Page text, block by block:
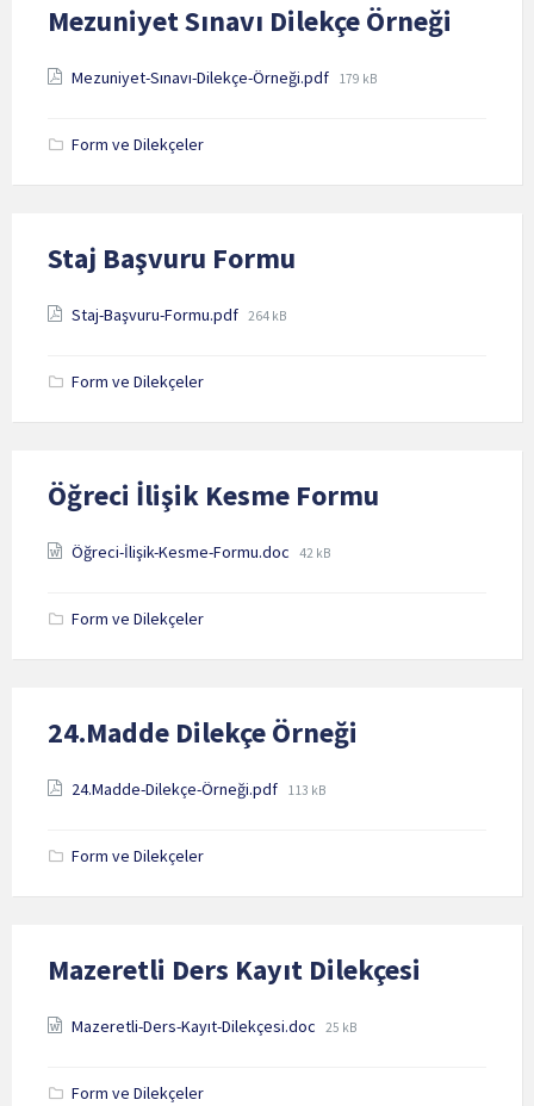
Mezuniyet Sınavı Dilekçe Örneği
Attachments
Mezuniyet-Sınavı-Dilekçe-Örneği.pdf File
179 kB
Form ve Dilekçeler
Staj Başvuru Formu
Attachments
Staj-Başvuru-Formu.pdf File
264 kB
Form ve Dilekçeler
Öğreci İlişik Kesme Formu
Attachments
Öğreci-İlişik-Kesme-Formu.doc File
42 kB
Form ve Dilekçeler
24.Madde Dilekçe Örneği
Attachments
24.Madde-Dilekçe-Örneği.pdf File
113 kB
Form ve Dilekçeler
Mazeretli Ders Kayıt Dilekçesi
Attachments
Mazeretli-Ders-Kayıt-Dilekçesi.doc File
25 kB
Form ve Dilekçeler